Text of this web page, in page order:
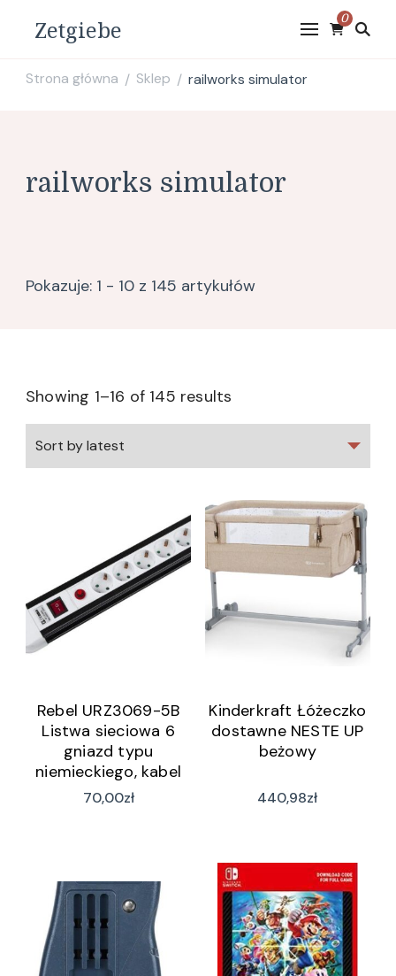
Zetgiebe 0
Strona główna / Sklep / railworks simulator
railworks simulator
Pokazuje: 1 - 10 z 145 artykułów
Showing 1–16 of 145 results
Rebel URZ3069-5B
Listwa sieciowa 6
gniazd typu
niemieckiego, kabel
5m (3×1,5mm)
70,00zł
Kinderkraft Łóżeczko
dostawne NESTE UP
beżowy
440,98zł